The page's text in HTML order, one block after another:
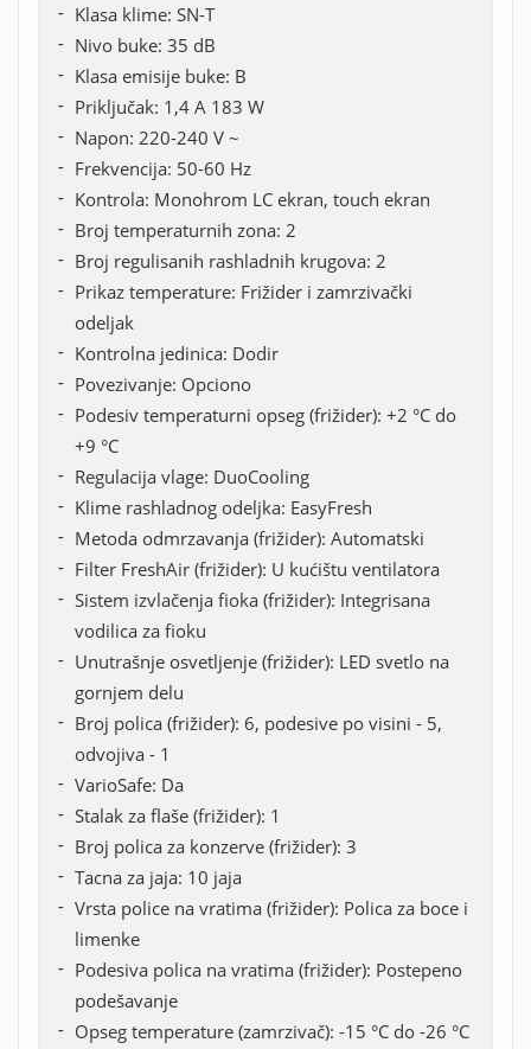
Klasa klime: SN-T
Nivo buke: 35 dB
Klasa emisije buke: B
Priključak: 1,4 A 183 W
Napon: 220-240 V ~
Frekvencija: 50-60 Hz
Kontrola: Monohrom LC ekran, touch ekran
Broj temperaturnih zona: 2
Broj regulisanih rashladnih krugova: 2
Prikaz temperature: Frižider i zamrzivački
odeljak
Kontrolna jedinica: Dodir
Povezivanje: Opciono
Podesiv temperaturni opseg (frižider): +2 °C do
+9 °C
Regulacija vlage: DuoCooling
Klime rashladnog odeljka: EasyFresh
Metoda odmrzavanja (frižider): Automatski
Filter FreshAir (frižider): U kućištu ventilatora
Sistem izvlačenja fioka (frižider): Integrisana
vodilica za fioku
Unutrašnje osvetljenje (frižider): LED svetlo na
gornjem delu
Broj polica (frižider): 6, podesive po visini - 5,
odvojiva - 1
VarioSafe: Da
Stalak za flaše (frižider): 1
Broj polica za konzerve (frižider): 3
Tacna za jaja: 10 jaja
Vrsta police na vratima (frižider): Polica za boce i
limenke
Podesiva polica na vratima (frižider): Postepeno
podešavanje
Opseg temperature (zamrzivač): -15 °C do -26 °C